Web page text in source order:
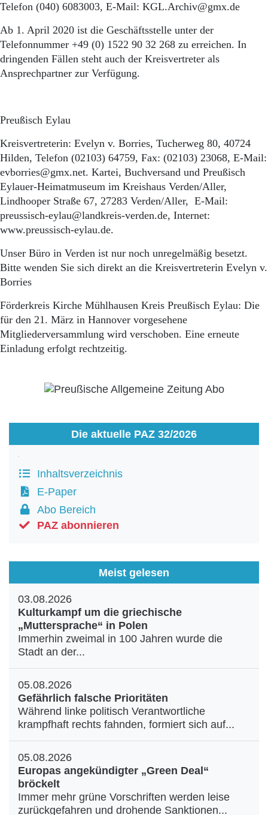
Telefon (040) 6083003, E-Mail: KGL.Archiv@gmx.de
Ab 1. April 2020 ist die Geschäftsstelle unter der
Telefonnummer +49 (0) 1522 90 32 268 zu erreichen. In
dringenden Fällen steht auch der Kreisvertreter als
Ansprechpartner zur Verfügung.
Preußisch Eylau
Kreisvertreterin: Evelyn v. Borries, Tucherweg 80, 40724
Hilden, Telefon (02103) 64759, Fax: (02103) 23068, E-Mail:
evborries@gmx.net. Kartei, Buchversand und Preußisch
Eylauer-Heimatmuseum im Kreishaus Verden/Aller,
Lindhooper Straße 67, 27283 Verden/Aller, E-Mail:
preussisch-eylau@landkreis-verden.de, Internet:
www.preussisch-eylau.de.
Unser Büro in Verden ist nur noch unregelmäßig besetzt.
Bitte wenden Sie sich direkt an die Kreisvertreterin Evelyn v.
Borries
Förderkreis Kirche Mühlhausen Kreis Preußisch Eylau: Die
für den 21. März in Hannover vorgesehene
Mitgliederversammlung wird verschoben. Eine erneute
Einladung erfolgt rechtzeitig.
Die aktuelle PAZ 32/2026
Inhaltsverzeichnis
E-Paper
Abo Bereich
PAZ abonnieren
Meist gelesen
03.08.2026
Kulturkampf um die griechische
„Muttersprache“ in Polen
Immerhin zweimal in 100 Jahren wurde die
Stadt an der...
05.08.2026
Gefährlich falsche Prioritäten
Während linke politisch Verantwortliche
krampfhaft rechts fahnden, formiert sich auf...
05.08.2026
Europas angekündigter „Green Deal“
bröckelt
Immer mehr grüne Vorschriften werden leise
zurückgefahren und drohende Sanktionen...